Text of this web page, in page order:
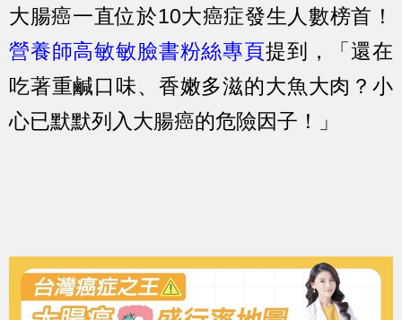
大腸癌一直位於10大癌症發生人數榜首！
營養師高敏敏臉書粉絲專頁提到，「還在
吃著重鹹口味、香嫩多滋的大魚大肉？小
心已默默列入大腸癌的危險因子！」